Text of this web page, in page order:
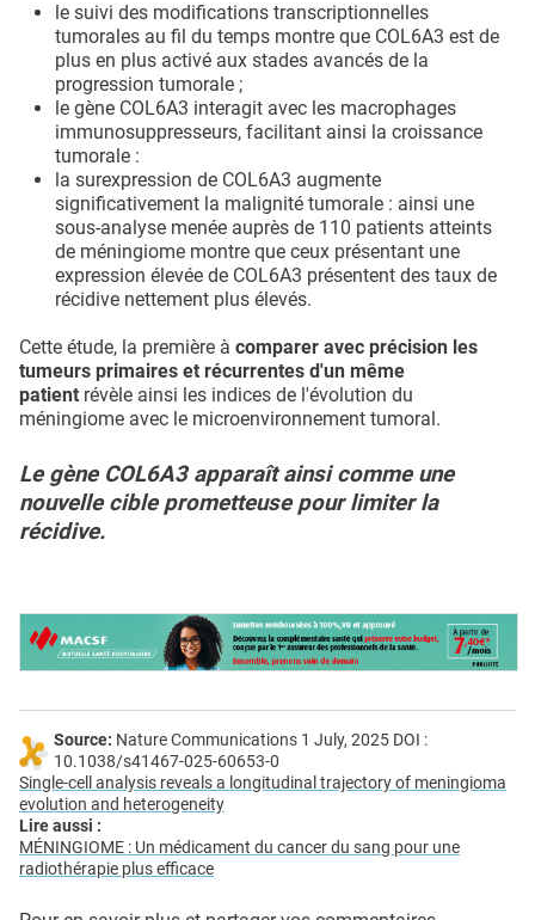
le suivi des modifications transcriptionnelles
tumorales au fil du temps montre que COL6A3 est de
plus en plus activé aux stades avancés de la
progression tumorale ;
le gène COL6A3 interagit avec les macrophages
immunosuppresseurs, facilitant ainsi la croissance
tumorale :
la surexpression de COL6A3 augmente
significativement la malignité tumorale : ainsi une
sous-analyse menée auprès de 110 patients atteints
de méningiome montre que ceux présentant une
expression élevée de COL6A3 présentent des taux de
récidive nettement plus élevés.
Cette étude, la première à comparer avec précision les
tumeurs primaires et récurrentes d'un même
patient révèle ainsi les indices de l'évolution du
méningiome avec le microenvironnement tumoral.
Le gène COL6A3 apparaît ainsi comme une
nouvelle cible prometteuse pour limiter la
récidive.
Source: Nature Communications 1 July, 2025 DOI :
10.1038/s41467-025-60653-0
Single-cell analysis reveals a longitudinal trajectory of meningioma
evolution and heterogeneity
Lire aussi :
MÉNINGIOME : Un médicament du cancer du sang pour une
radiothérapie plus efficace